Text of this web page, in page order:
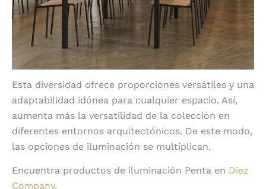
Esta diversidad ofrece proporciones versátiles y una
adaptabilidad idónea para cualquier espacio. Así,
aumenta más la versatilidad de la colección en
diferentes entornos arquitectónicos. De este modo,
las opciones de iluminación se multiplican.
Encuentra productos de iluminación Penta en Diez
Company.